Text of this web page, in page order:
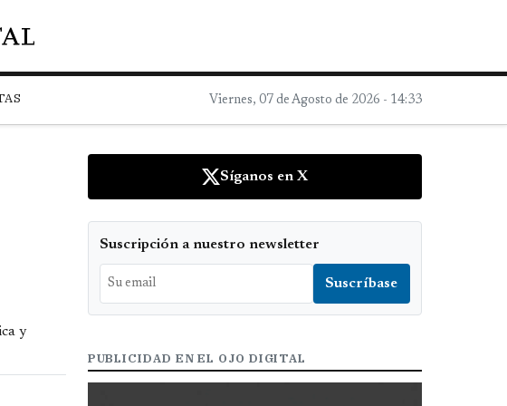
principal
Viernes, 07 de Agosto de 2026 - 14:33
y
Síganos en X
Suscripción a nuestro newsletter
PUBLICIDAD EN EL OJO DIGITAL